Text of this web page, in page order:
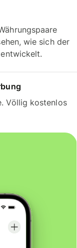
wie sich der
Völlig kostenlos